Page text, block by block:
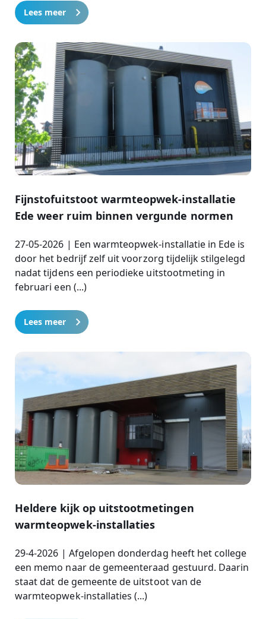
Lees meer
Fijnstofuitstoot warmteopwek-installatie
Ede weer ruim binnen vergunde normen
27-05-2026 | Een warmteopwek-installatie in Ede is
door het bedrijf zelf uit voorzorg tijdelijk stilgelegd
nadat tijdens een periodieke uitstootmeting in
februari een (...)
Lees meer
Heldere kijk op uitstootmetingen
warmteopwek-installaties
29-4-2026 | Afgelopen donderdag heeft het college
een memo naar de gemeenteraad gestuurd. Daarin
staat dat de gemeente de uitstoot van de
warmteopwek-installaties (...)